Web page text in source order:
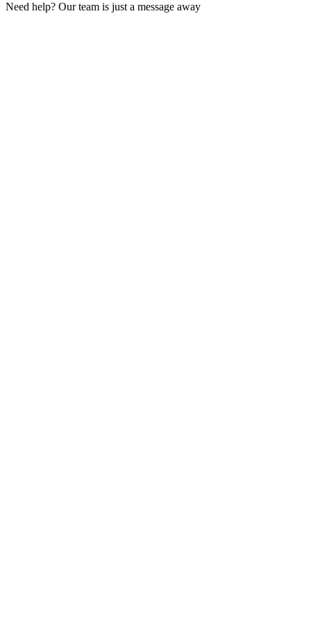
Need help? Our team is just a message away